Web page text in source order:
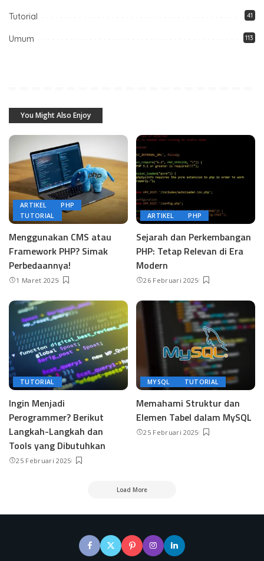
Tutorial 41
Umum 113
You Might Also Enjoy
ARTIKEL
PHP
TUTORIAL
Menggunakan CMS atau
Framework PHP? Simak
Perbedaannya!
1 Maret 2025
ARTIKEL PHP
Sejarah dan Perkembangan
PHP: Tetap Relevan di Era
Modern
26 Februari 2025
TUTORIAL
Ingin Menjadi
Perogrammer? Berikut
Langkah-Langkah dan
Tools yang Dibutuhkan
25 Februari 2025
MYSQL TUTORIAL
Memahami Struktur dan
Elemen Tabel dalam MySQL
25 Februari 2025
Load More